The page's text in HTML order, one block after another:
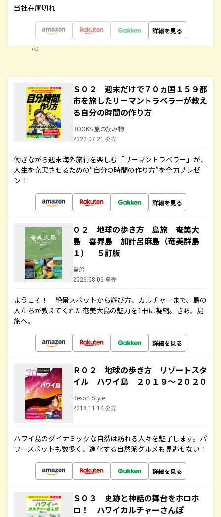
当社在庫切れ
詳細を見る
AD
Ｓ０２ 週末だけで７０ヵ国１５９都
市を旅したリーマントラベラーが教え
る自分の時間の作り方
BOOKS 旅の読み物
2022.07.21 発売
働きながら週末海外旅行を楽しむ「リーマントラベラー」が、
人生を充実させるための“自分の時間の作り方”を全力プレゼ
ン！
詳細を見る
０２ 地球の歩き方 島旅 奄美大
島 喜界島 加計呂麻島（奄美群島
１） ５訂版
島旅
2026.08.06 発売
ようこそ！ 絶景スポットから遊び方、カルチャーまで、島の
人たちが教えてくれた奄美大島の魅力を1冊に凝縮。さあ、島
旅へ。
詳細を見る
Ｒ０２ 地球の歩き方 リゾートスタ
イル ハワイ島 ２０１９～２０２０
Resort Style
2018.11.14 発売
ハワイ島のダイナミックな自然は訪れる人々を魅了します。パ
ワースポットも数多く、進化する自然派グルメも見逃せない！
詳細を見る
Ｓ０３ 史跡と神話の舞台をホロホ
ロ！ ハワイカルチャーさんぽ